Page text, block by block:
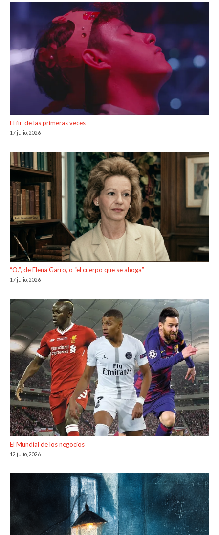
El fin de las primeras veces
17 julio, 2026
“O.”, de Elena Garro, o “el cuerpo que se ahoga”
17 julio, 2026
El Mundial de los negocios
12 julio, 2026